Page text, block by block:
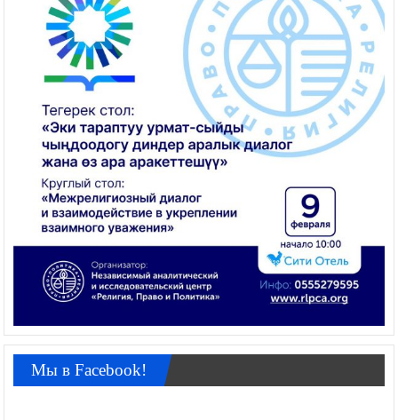
Мы в Facebook!